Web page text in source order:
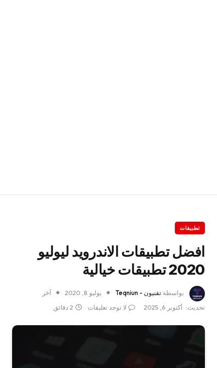
تطبيقات
افضل تطبيقات الاندرويد ليوليو
2020 تطبيقات خيالية
بواسطة تقنيون - Teqniun يوليو 8, 2020
آخر
تحديث:
أكتوبر 6, 2025 لا توجد تعليقات 2 دقائق